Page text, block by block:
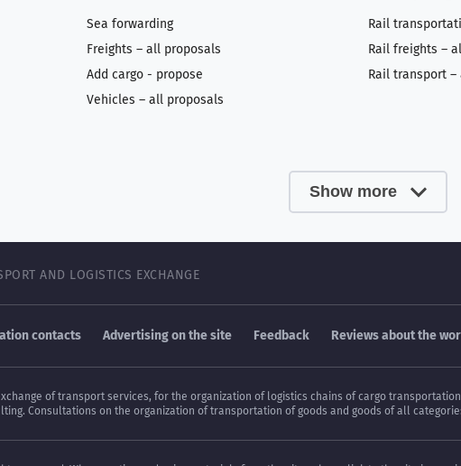
Sea forwarding
Freights – all proposals
Add cargo - propose
Vehicles – all proposals
Rail
Rail freights –
Rail transport
Show more
AND LOGISTICS EXCHANGE
contacts Advertising on the site Feedback Reviews about the
of transport services, for the organization of logistics chains of cargo
Consultations on the organization of transportation of goods and goods of all